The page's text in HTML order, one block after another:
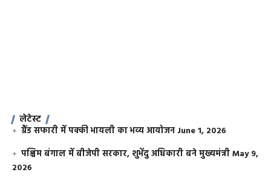
लेटेस्ट
ग्रैंड सफारी में पक्की भायली का भव्य आयोजन June 1, 2026
पश्चिम बंगाल में बीजेपी सरकार, शुभेंदु अधिकारी बने मुख्यमंत्रीMay 9,
2026